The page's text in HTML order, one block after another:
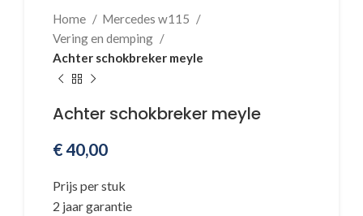
Home
Mercedes w115
Vering en demping
Achter schokbreker meyle
Achter schokbreker meyle
€40,00
Prijs per stuk
2 jaar garantie